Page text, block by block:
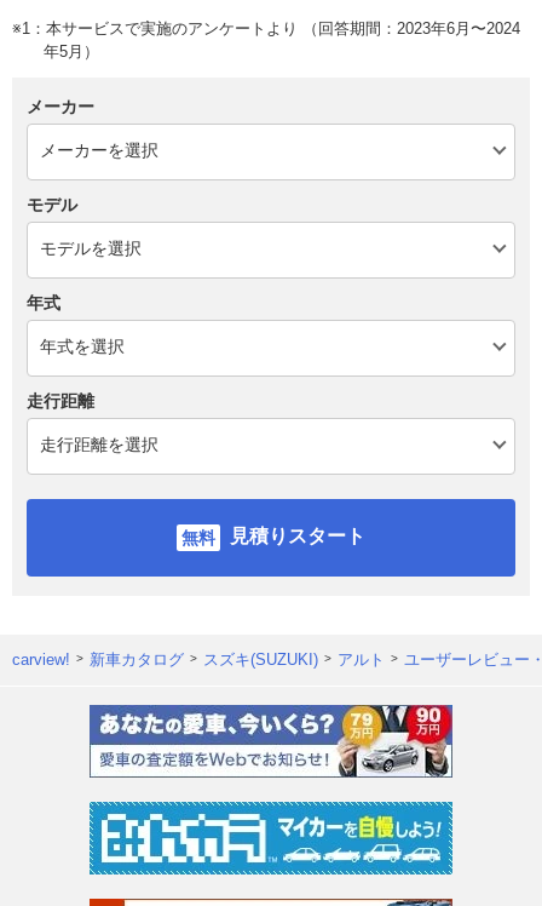
※1：本サービスで実施のアンケートより （回答期間：2023年6月〜2024
年5月）
メーカー
モデル
年式
走行距離
見積りスタート
carview! 新車カタログ スズキ(SUZUKI) アルト ユーザーレビュー